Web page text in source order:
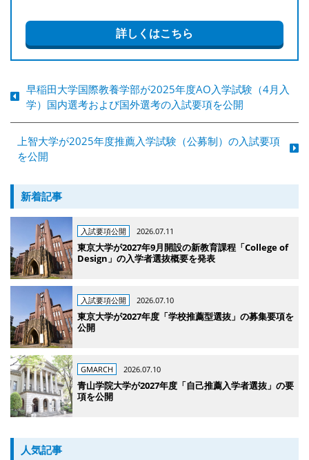
詳しくはこちら
早稲田大学国際教養学部が2025年度AO入学試験（4月入
学）国内選考および国外選考の入試要項を公開
上智大学が2025年度推薦入学試験（公募制）の入試要項
を公開
新着記事
入試要項公開 2026.07.11
東京大学が2027年9月開設の新教育課程「College of
Design」の入学者選抜概要を発表
入試要項公開 2026.07.10
東京大学が2027年度「学校推薦型選抜」の募集要項を
公開
GMARCH 2026.07.10
青山学院大学が2027年度「自己推薦入学者選抜」の要
項を公開
人気記事